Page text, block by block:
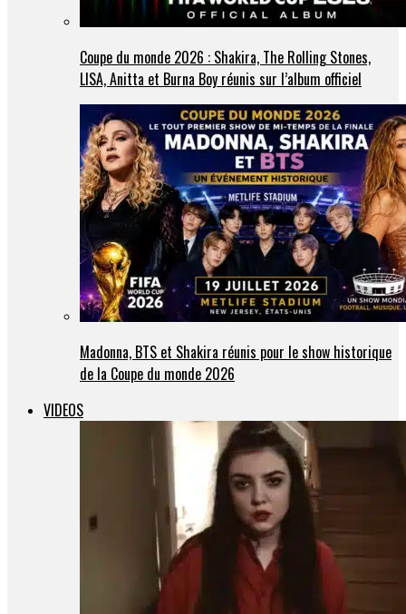
Coupe du monde 2026 : Shakira, The Rolling Stones,
LISA, Anitta et Burna Boy réunis sur l’album officiel
Madonna, BTS et Shakira réunis pour le show historique
de la Coupe du monde 2026
VIDEOS